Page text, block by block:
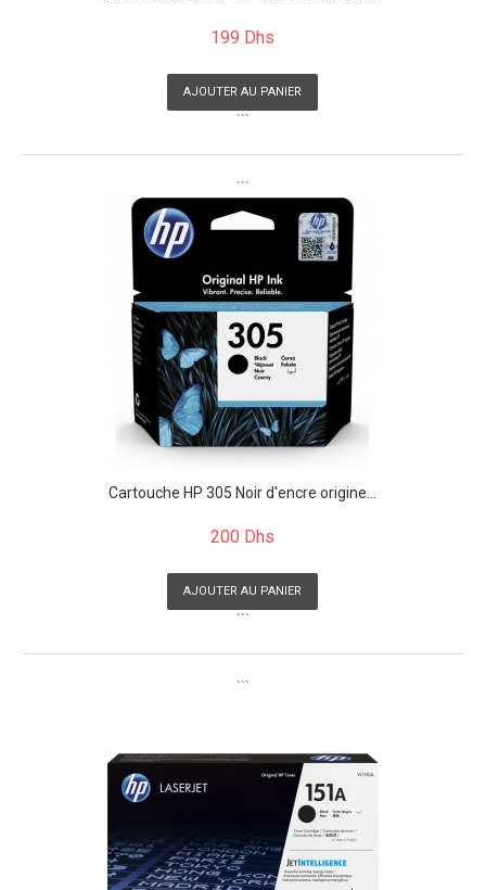
199 Dhs
AJOUTER AU PANIER
```
```
Cartouche HP 305 Noir d'encre origine...
200 Dhs
AJOUTER AU PANIER
```
```